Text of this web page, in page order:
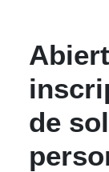
de